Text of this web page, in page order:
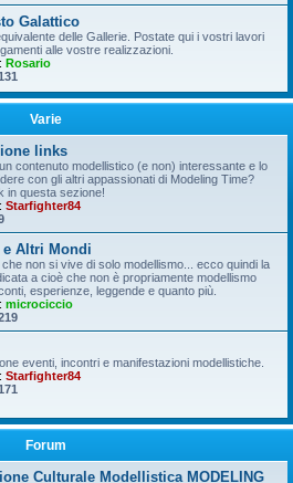
Galattico
delle Gallerie. Postate qui i vostri lavori
alle vostre realizzazioni.
Rosario
Varie
links
contenuto modellistico (e non) interessante e lo
con gli altri appassionati di Modeling Time?
in questa sezione!
Starfighter84
e Altri Mondi
non si vive di solo modellismo... ecco quindi la
a cioè che non è propriamente modellismo
esperienze, leggende e quanto più.
microciccio
eventi, incontri e manifestazioni modellistiche.
Starfighter84
Forum
Culturale Modellistica MODELING